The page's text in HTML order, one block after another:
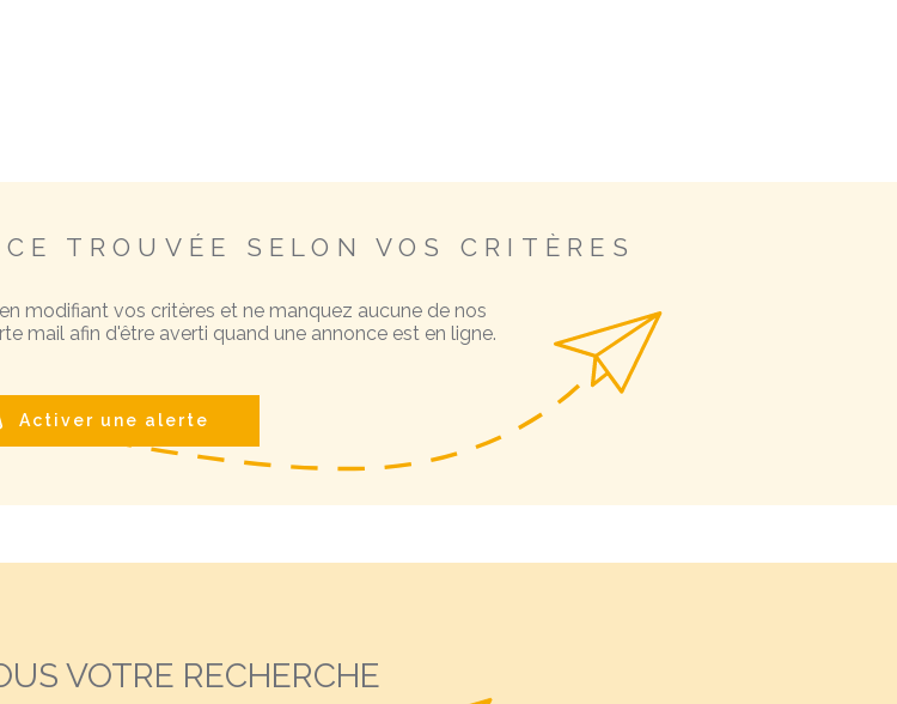
TROUVÉE SELON VOS CRITÈRES
modifiant vos critères et ne manquez aucune de nos
mail afin d'être averti quand une annonce est en ligne.
Activer une alerte
VOTRE RECHERCHE